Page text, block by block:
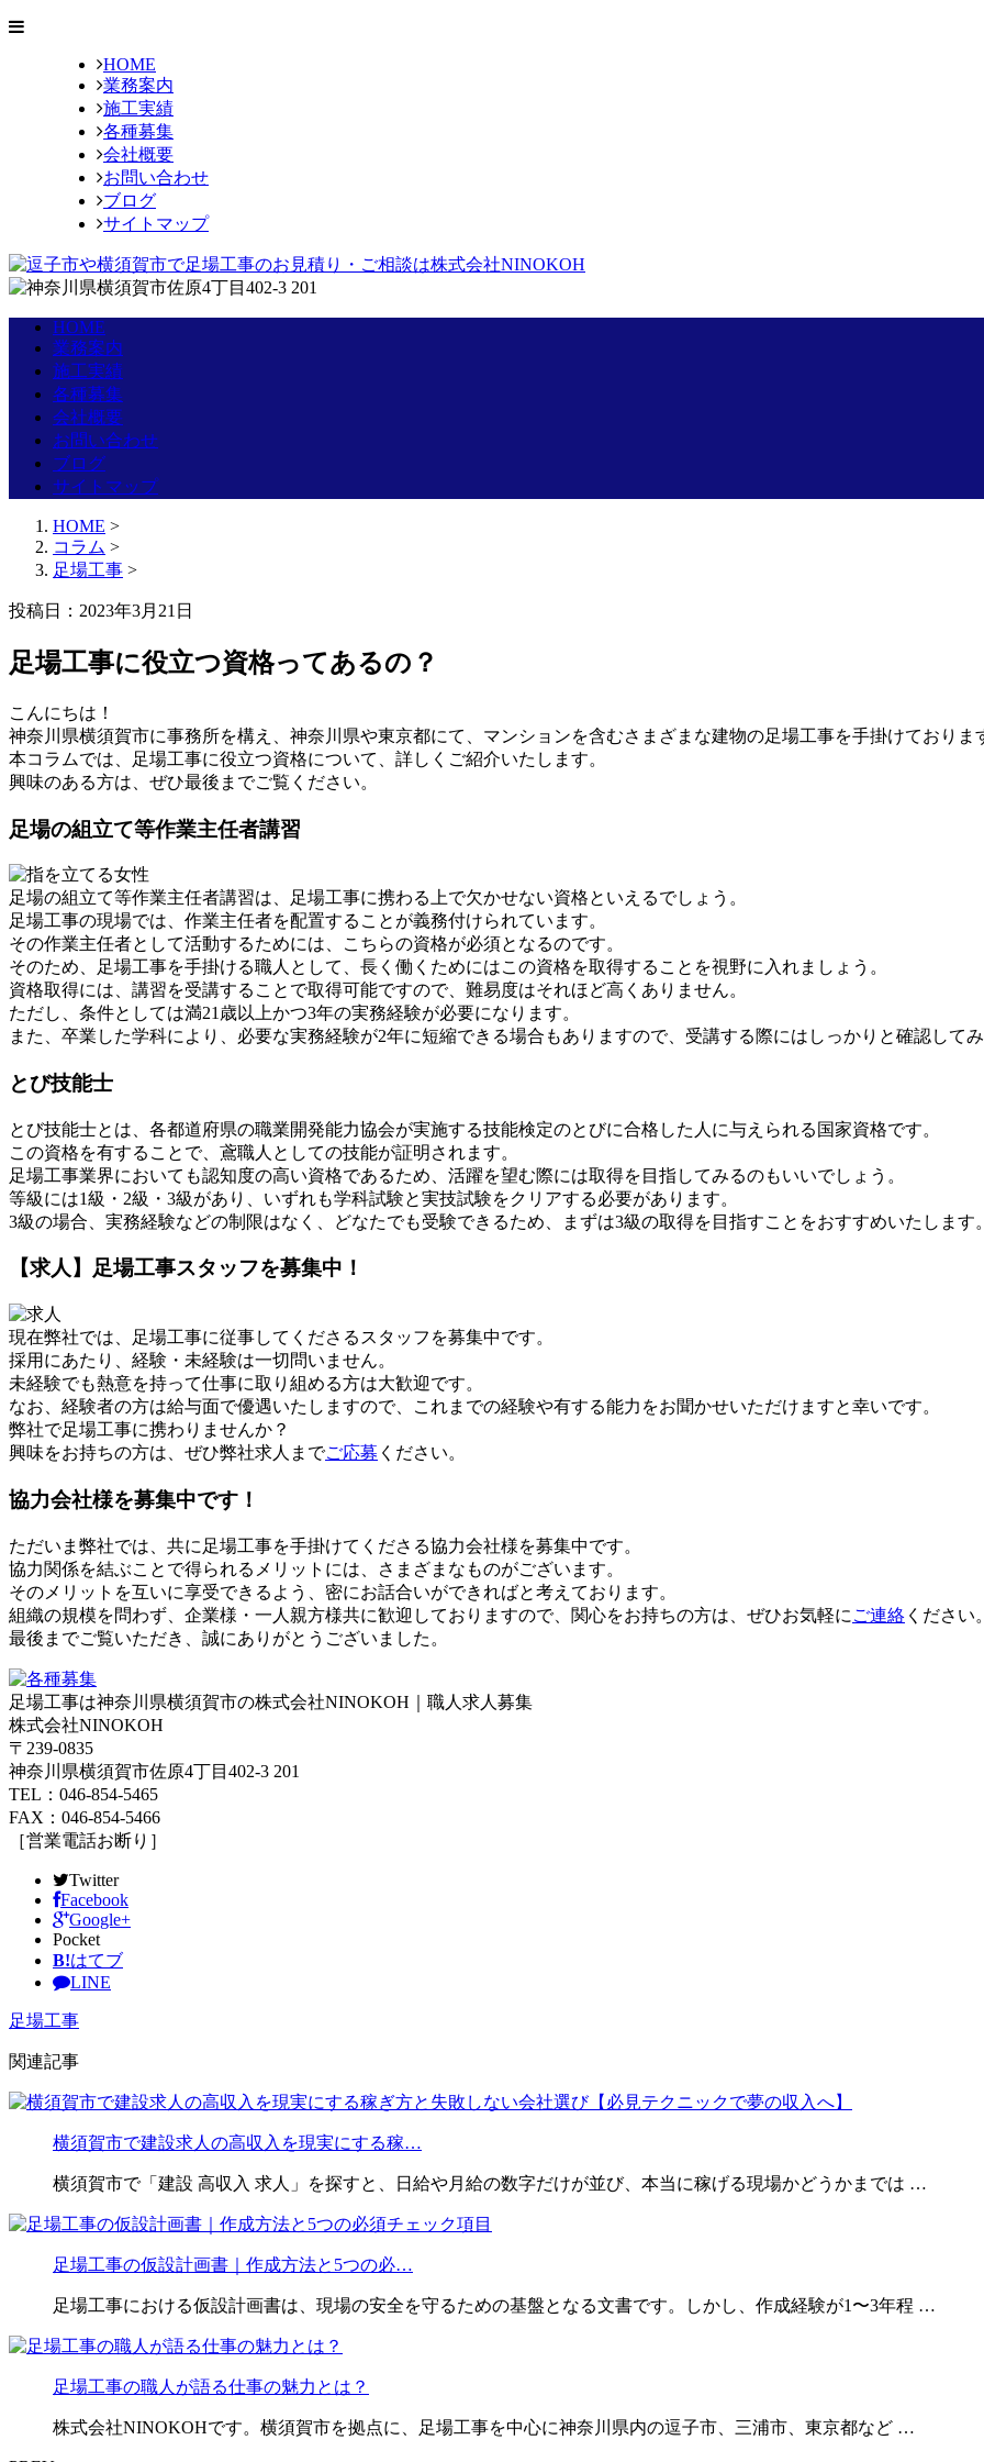
HOME
業務案内
施工実績
各種募集
会社概要
お問い合わせ
ブログ
サイトマップ
HOME
業務案内
施工実績
各種募集
会社概要
お問い合わせ
ブログ
サイトマップ
HOME >
コラム >
足場工事 >
投稿日：2023年3月21日
足場工事に役立つ資格ってあるの？
こんにちは！
神奈川県横須賀市に事務所を構え、神奈川県や東京都にて、マンションを含むさまざまな建物の足場工事を手掛けており
本コラムでは、足場工事に役立つ資格について、詳しくご紹介いたします。
興味のある方は、ぜひ最後までご覧ください。
足場の組立て等作業主任者講習
足場の組立て等作業主任者講習は、足場工事に携わる上で欠かせない資格といえるでしょう。
足場工事の現場では、作業主任者を配置することが義務付けられています。
その作業主任者として活動するためには、こちらの資格が必須となるのです。
そのため、足場工事を手掛ける職人として、長く働くためにはこの資格を取得することを視野に入れましょう。
資格取得には、講習を受講することで取得可能ですので、難易度はそれほど高くありません。
ただし、条件としては満21歳以上かつ3年の実務経験が必要になります。
また、卒業した学科により、必要な実務経験が2年に短縮できる場合もありますので、受講する際にはしっかりと確認して
とび技能士
とび技能士とは、各都道府県の職業開発能力協会が実施する技能検定のとびに合格した人に与えられる国家資格です。
この資格を有することで、鳶職人としての技能が証明されます。
足場工事業界においても認知度の高い資格であるため、活躍を望む際には取得を目指してみるのもいいでしょう。
等級には1級・2級・3級があり、いずれも学科試験と実技試験をクリアする必要があります。
3級の場合、実務経験などの制限はなく、どなたでも受験できるため、まずは3級の取得を目指すことをおすすめいたします
【求人】足場工事スタッフを募集中！
現在弊社では、足場工事に従事してくださるスタッフを募集中です。
採用にあたり、経験・未経験は一切問いません。
未経験でも熱意を持って仕事に取り組める方は大歓迎です。
なお、経験者の方は給与面で優遇いたしますので、これまでの経験や有する能力をお聞かせいただけますと幸いです。
弊社で足場工事に携わりませんか？
興味をお持ちの方は、ぜひ弊社求人までご応募 ください。
協力会社様を募集中です！
ただいま弊社では、共に足場工事を手掛けてくださる協力会社様を募集中です。
協力関係を結ぶことで得られるメリットには、さまざまなものがございます。
そのメリットを互いに享受できるよう、密にお話合いができればと考えております。
組織の規模を問わず、企業様・一人親方様共に歓迎しておりますので、関心をお持ちの方は、ぜひお気軽に ご連絡 ください
最後までご覧いただき、誠にありがとうございました。
足場工事は神奈川県横須賀市の株式会社NINOKOH｜職人求人募集
株式会社NINOKOH
〒239-0835
神奈川県横須賀市佐原4丁目402-3 201
TEL：046-854-5465
FAX：046-854-5466
［営業電話お断り］
Twitter
Facebook
Google+
Pocket
B!はてブ
LINE
足場工事
関連記事
横須賀市で建設求人の高収入を現実にする稼…
横須賀市で「建設 高収入 求人」を探すと、日給や月給の数字だけが並び、本当に稼げる現場かどうかまでは …
足場工事の仮設計画書｜作成方法と5つの必…
足場工事における仮設計画書は、現場の安全を守るための基盤となる文書です。しかし、作成経験が1〜3年程 …
足場工事の職人が語る仕事の魅力とは？
株式会社NINOKOHです。横須賀市を拠点に、足場工事を中心に神奈川県内の逗子市、三浦市、東京都など …